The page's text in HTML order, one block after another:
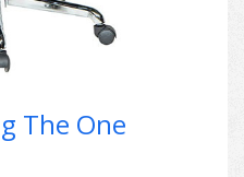
The One